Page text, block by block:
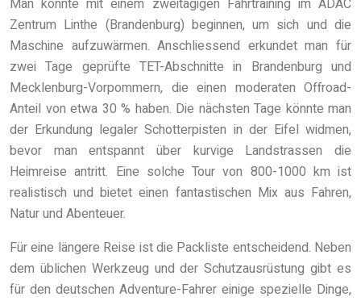
Man könnte mit einem zweitägigen Fahrtraining im ADAC
Zentrum Linthe (Brandenburg) beginnen, um sich und die
Maschine aufzuwärmen. Anschliessend erkundet man für
zwei Tage geprüfte TET-Abschnitte in Brandenburg und
Mecklenburg-Vorpommern, die einen moderaten Offroad-
Anteil von etwa 30 % haben. Die nächsten Tage könnte man
der Erkundung legaler Schotterpisten in der Eifel widmen,
bevor man entspannt über kurvige Landstrassen die
Heimreise antritt. Eine solche Tour von 800-1000 km ist
realistisch und bietet einen fantastischen Mix aus Fahren,
Natur und Abenteuer.
Für eine längere Reise ist die Packliste entscheidend. Neben
dem üblichen Werkzeug und der Schutzausrüstung gibt es
für den deutschen Adventure-Fahrer einige spezielle Dinge,